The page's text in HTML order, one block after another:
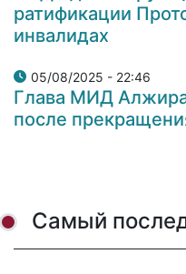
ратификации
инвалидах
05/08/2025 - 22:46
Глава МИД
после
Самый